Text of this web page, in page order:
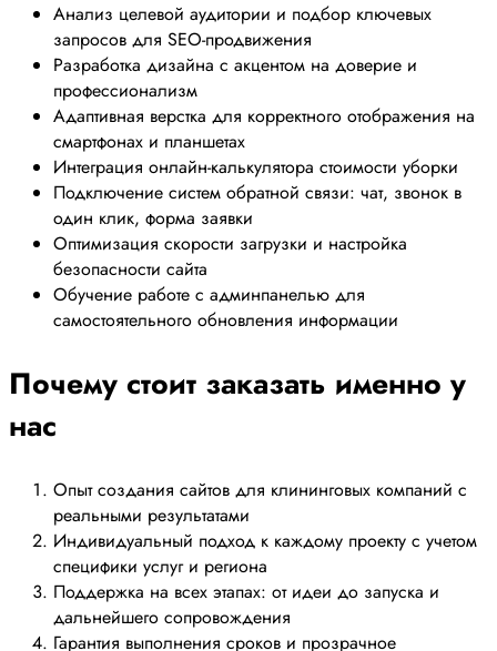
Анализ целевой аудитории и подбор ключевых
запросов для SEO-продвижения
Разработка дизайна с акцентом на доверие и
профессионализм
Адаптивная верстка для корректного отображения на
смартфонах и планшетах
Интеграция онлайн-калькулятора стоимости уборки
Подключение систем обратной связи: чат, звонок в
один клик, форма заявки
Оптимизация скорости загрузки и настройка
безопасности сайта
Обучение работе с админпанелью для
самостоятельного обновления информации
Почему стоит заказать именно у
нас
Опыт создания сайтов для клининговых компаний с
реальными результатами
Индивидуальный подход к каждому проекту с учетом
специфики услуг и региона
Поддержка на всех этапах: от идеи до запуска и
дальнейшего сопровождения
Гарантия выполнения сроков и прозрачное